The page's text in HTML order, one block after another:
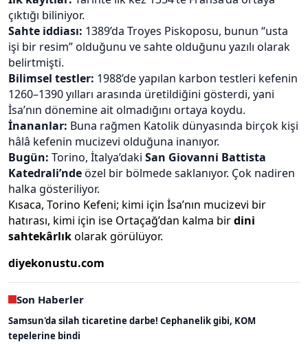
çıktığı biliniyor.
Sahte iddiası: 1389’da Troyes Piskoposu, bunun “usta
işi bir resim” olduğunu ve sahte olduğunu yazılı olarak
belirtmişti.
Bilimsel testler: 1988’de yapılan karbon testleri kefenin
1260–1390 yılları arasında üretildiğini gösterdi, yani
İsa’nın dönemine ait olmadığını ortaya koydu.
İnananlar: Buna rağmen Katolik dünyasında birçok kişi
hâlâ kefenin mucizevi olduğuna inanıyor.
Bugün: Torino, İtalya’daki San Giovanni Battista
Katedrali’ndeözel bir bölmede saklanıyor. Çok nadiren
halka gösteriliyor.
Kısaca, Torino Kefeni; kimi için İsa’nın mucizevi bir
hatırası, kimi için ise Ortaçağ’dan kalma birdini
sahtekârlıkolarak görülüyor.
diyekonustu.com
Son Haberler
Samsun'da silah ticaretine darbe! Cephanelik gibi, KOM
tepelerine bindi